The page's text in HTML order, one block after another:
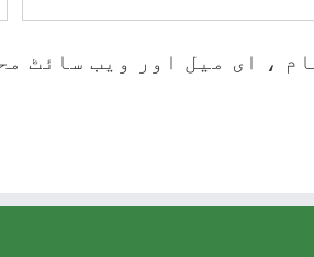
، ای میل اور ویب سائٹ